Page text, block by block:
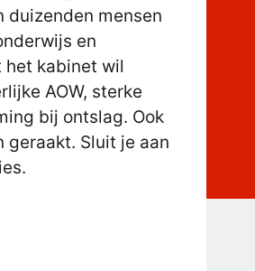
duizenden mensen
en
het kabinet wil
AOW, sterke
bij ontslag. Ook
geraakt. Sluit je aan